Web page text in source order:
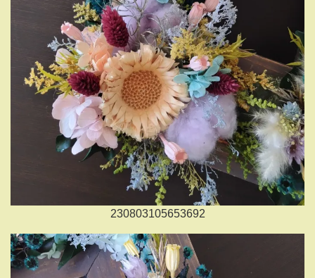
230803105653692